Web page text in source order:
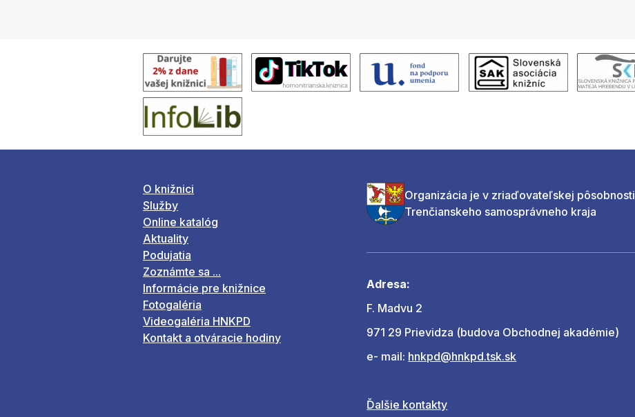
O knižnici
Služby
Online katalóg
Aktuality
Podujatia
Zoznámte sa ...
Informácie pre knižnice
Fotogaléria
Videogaléria HNKPD
Kontakt a otváracie hodiny
Organizácia je v zriaďovateľskej pôsobnosti
Trenčianskeho samosprávneho kraja
Adresa:
F. Madvu 2
971 29 Prievidza (budova Obchodnej akadémie)
e- mail: hnkpd@hnkpd.tsk.sk
Ďalšie kontakty